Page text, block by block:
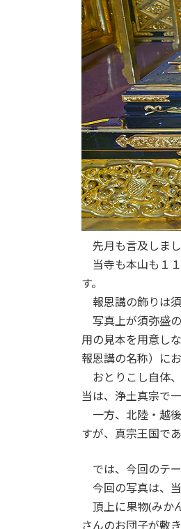
先月も言及しま
当寺も本山も１
す。
報恩講の飾りは
写真上が須弥盛
用の見本を用意し
報恩講の名称）に
おとりこし自体
当は、浄土真宗で
一方、北陸・越
すが、真宗王国で
では、今回のテ
今回の写真は、
頂上に果物(みか
さんのお団子が敷